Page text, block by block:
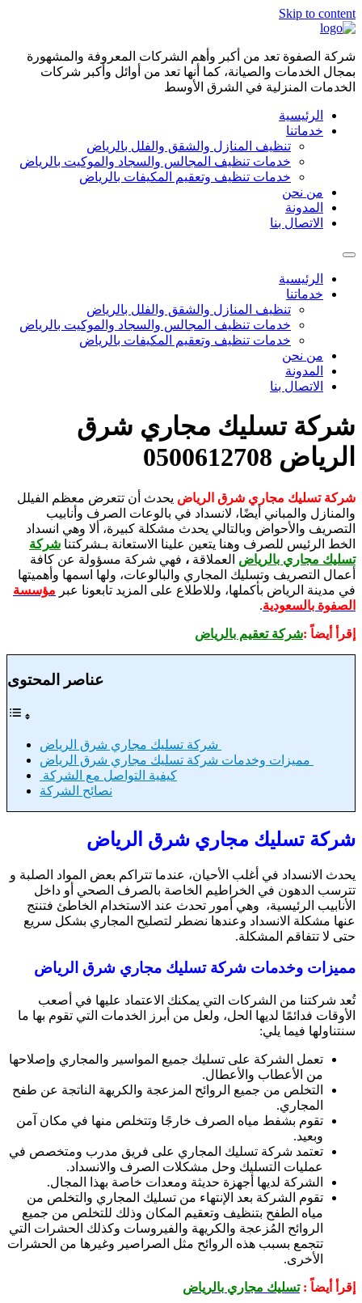
Skip to content
شركة الصفوة تعد من أكبر وأهم الشركات المعروفة والمشهورة
بمجال الخدمات والصيانة، كما أنها تعد من أوائل وأكبر شركات
الخدمات المنزلية في الشرق الأوسط
الرئيسية
خدماتنا
تنظيف المنازل والشقق والفلل بالرياض
خدمات تنظيف المجالس والسجاد والموكيت بالرياض
خدمات تنظيف وتعقيم المكيفات بالرياض
من نحن
المدونة
الاتصال بنا
الرئيسية
خدماتنا
تنظيف المنازل والشقق والفلل بالرياض
خدمات تنظيف المجالس والسجاد والموكيت بالرياض
خدمات تنظيف وتعقيم المكيفات بالرياض
من نحن
المدونة
الاتصال بنا
شركة تسليك مجاري شرق
الرياض 0500612708
شركة تسليك مجاري شرق الرياض يحدث أن تتعرض معظم الفيلل
والمنازل والمباني أيضًا، لانسداد في بالوعات الصرف وأنابيب
التصريف والأحواض وبالتالي يحدث مشكلة كبيرة، ألا وهي انسداد
الخط الرئيس للصرف وهنا يتعين علينا الاستعانة بـشركتنا شركة
تسليك مجاري بالرياض العملاقة ، فهي شركة مسؤولة عن كافة
أعمال التصريف وتسليك المجاري والبالوعات، ولها اسمها وأهميتها
في مدينة الرياض بأكملها، وللاطلاع على المزيد تابعونا عبر مؤسسة
الصفوة بالسعودية.
إقرأ أيضاً :شركة تعقيم بالرياض
عناصر المحتوى
كيفية التواصل مع الشركة
نصائح الشركة
شركة تسليك مجاري شرق الرياض
يحدث الانسداد في أغلب الأحيان، عندما تتراكم بعض المواد الصلبة و
تترسب الدهون في الخراطيم الخاصة بالصرف الصحي أو داخل
الأنابيب الرئيسية، وهي أمور تحدث عند الاستخدام الخاطئ فتنتج
عنها مشكلة الانسداد وعندها نضطر لتصليح المجاري بشكل سريع
حتى لا تتفاقم المشكلة.
مميزات وخدمات شركة تسليك مجاري شرق الرياض
تُعد شركتنا من الشركات التي يمكنك الاعتماد عليها في أصعب
الأوقات فدائمًا لديها الحل، ولعل من أبرز الخدمات التي تقوم بها ما
سنتناولها فيما يلي:
تعمل الشركة على تسليك جميع المواسير والمجاري وإصلاحها
من الأعطاب والأعطال.
التخلص من جميع الروائح المزعجة والكريهة الناتجة عن طفح
المجاري.
تقوم بشفط مياه الصرف خارجًا وتتخلص منها في مكان آمن
وبعيد.
تعتمد شركة تسليك المجاري على فريق مدرب ومتخصص في
عمليات التسليك وحل مشكلات الصرف والانسداد.
الشركة لديها أجهزة حديثة ومعدات خاصة بهذا المجال.
تقوم الشركة بعد الإنتهاء من تسليك المجاري والتخلص من
مياه الطفح بتنظيف وتعقيم المكان وذلك للتخلص من جميع
الروائح المُزعجة والكريهة والفيروسات وكذلك الحشرات التي
تتجمع بسبب هذه الروائح مثل الصراصير وغيرها من الحشرات
الأخرى.
إقرأ أيضاً :تسليك مجاري بالرياض